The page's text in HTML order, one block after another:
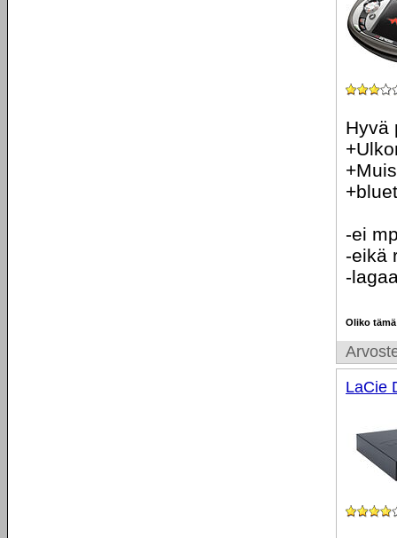
Hyvä
-ei
-eikä
-
Oliko
LaCie